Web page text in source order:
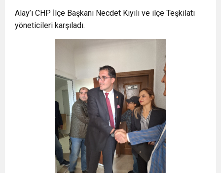
Alay’ı CHP İlçe Başkanı Necdet Kıyılı ve ilçe Teşkilatı
yöneticileri karşıladı.